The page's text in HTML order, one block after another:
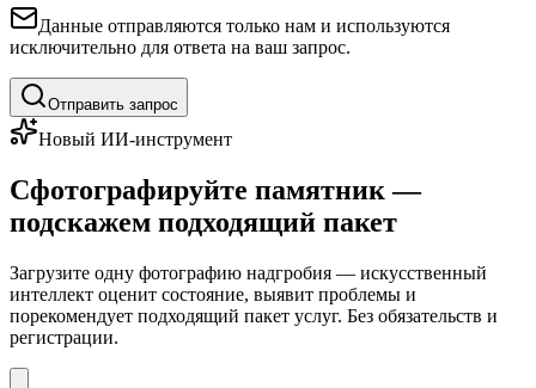
Данные отправляются только нам и используются
исключительно для ответа на ваш запрос.
Отправить запрос
Новый ИИ-инструмент
Сфотографируйте памятник —
подскажем подходящий пакет
Загрузите одну фотографию надгробия — искусственный
интеллект оценит состояние, выявит проблемы и
порекомендует подходящий пакет услуг. Без обязательств и
регистрации.